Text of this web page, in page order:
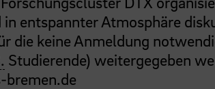
entspannter Atmosphäre
die keine Anmeldung
Studierende) weitergegeben
bremen.de